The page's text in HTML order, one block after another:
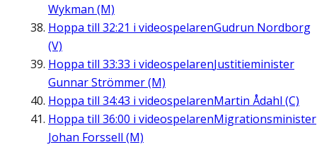
Wykman (M)
Hoppa till 32:21 i videospelarenGudrun Nordborg
(V)
Hoppa till 33:33 i videospelarenJustitieminister
Gunnar Strömmer (M)
Hoppa till 34:43 i videospelarenMartin Ådahl (C)
Hoppa till 36:00 i videospelarenMigrationsminister
Johan Forssell (M)